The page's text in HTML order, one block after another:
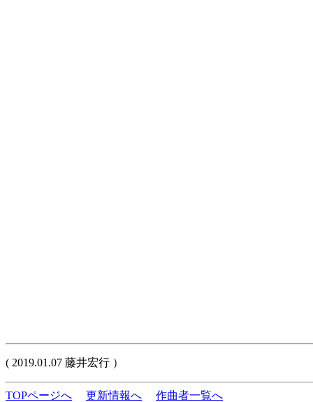
( 2019.01.07 藤井宏行 ）
TOPページへ 更新情報へ 作曲者一覧へ